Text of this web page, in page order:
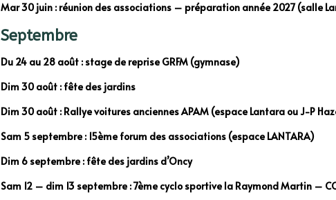
Mar 30 juin : réunion des associations – préparation année 2027 (salle
Septembre
Du 24 au 28 août : stage de reprise GRFM (gymnase)
Dim 30 août : fête des jardins
Dim 30 août : Rallye voitures anciennes APAM (espace Lantara ou J-P
Sam 5 septembre : 15ème forum des associations (espace LANTARA)
Dim 6 septembre : fête des jardins d’Oncy
Sam 12 – dim 13 septembre : 7ème cyclo sportive la Raymond Martin –